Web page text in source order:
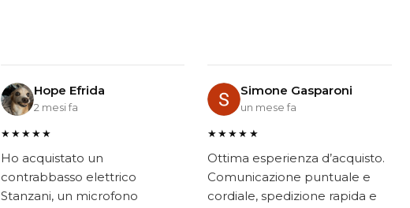
Hope Efrida
2 mesi fa
★★★★★
Ho acquistato un
contrabbasso elettrico
Stanzani, un microfono
Simone Gasparoni
un mese fa
★★★★★
Ottima esperienza d’acquisto.
Comunicazione puntuale e
cordiale, spedizione rapida e